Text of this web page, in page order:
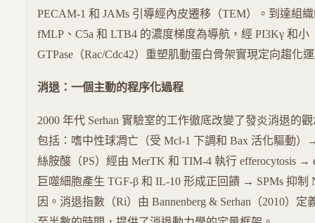
PECAM-1 和 JAMs 引導經內皮遷移（TEM）。到達組
fMLP、C5a 和 LTB4 的濃度梯度為導航，經 PI3Kγ 和小
GTPase（Rac/Cdc42）重塑肌動蛋白骨架實現定向趨化
消退：一個主動的程序化過程
2000 年代 Serhan 實驗室的工作徹底改變了發炎消退的
包括：嗜中性球凋亡（受 Mcl-1 下調和 Bax 活化驅動
絲胺酸（PS）經由 MerTK 和 TIM-4 執行 efferocytosis →
巨噬細胞產生 TGF-β 和 IL-10 形成正回饋 → SPMs 抑制
因。消退指數（Ri）由 Bannenberg & Serhan（2010）